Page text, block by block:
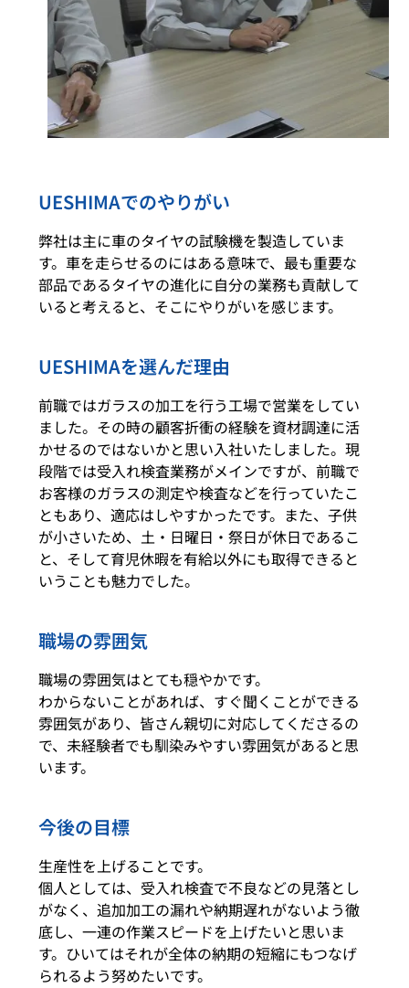
UESHIMAでのやりがい
弊社は主に車のタイヤの試験機を製造していま
す。車を走らせるのにはある意味で、最も重要な
部品であるタイヤの進化に自分の業務も貢献して
いると考えると、そこにやりがいを感じます。
UESHIMAを選んだ理由
前職ではガラスの加工を行う工場で営業をしてい
ました。その時の顧客折衝の経験を資材調達に活
かせるのではないかと思い入社いたしました。現
段階では受入れ検査業務がメインですが、前職で
お客様のガラスの測定や検査などを行っていたこ
ともあり、適応はしやすかったです。また、子供
が小さいため、土・日曜日・祭日が休日であるこ
と、そして育児休暇を有給以外にも取得できると
いうことも魅力でした。
職場の雰囲気
職場の雰囲気はとても穏やかです。
わからないことがあれば、すぐ聞くことができる
雰囲気があり、皆さん親切に対応してくださるの
で、未経験者でも馴染みやすい雰囲気があると思
います。
今後の目標
生産性を上げることです。
個人としては、受入れ検査で不良などの見落とし
がなく、追加加工の漏れや納期遅れがないよう徹
底し、一連の作業スピードを上げたいと思いま
す。ひいてはそれが全体の納期の短縮にもつなげ
られるよう努めたいです。